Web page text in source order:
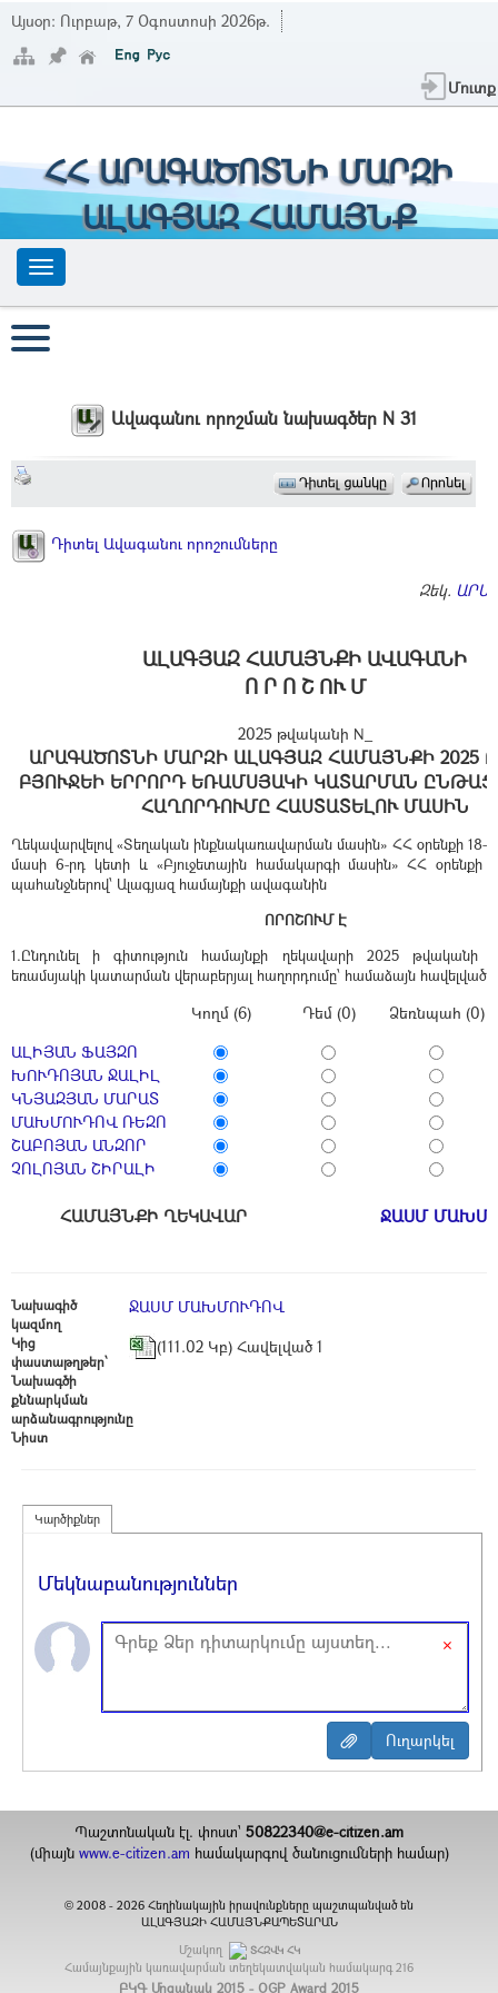
Այսօր: Ուրբաթ, 7 Օգոստոսի 2026թ.
Մուտք
ՀՀ ԱՐԱԳԱԾՈՏՆԻ ՄԱՐԶԻ
ԱԼԱԳՅԱԶ ՀԱՄԱՅՆՔ
Ավագանու որոշման նախագծեր N 31
Դիտել Ավագանու որոշումները
Զեկ.
ԱԼԱԳՅԱԶ ՀԱՄԱՅՆՔԻ ԱՎԱԳԱՆԻ
Ո Ր Ո Շ ՈՒ Մ
2025 թվականի N_
ԱՐԱԳԱԾՈՏՆԻ ՄԱՐԶԻ ԱԼԱԳՅԱԶ ՀԱՄԱՅՆՔԻ 2025
ԲՅՈՒՋԵԻ ԵՐՐՈՐԴ ԵՌԱՄՍՅԱԿԻ ԿԱՏԱՐՄԱՆ
ՀԱՂՈՐԴՈՒՄԸ ՀԱՍՏԱՏԵԼՈՒ ՄԱՍԻՆ
Ղեկավարվելով «Տեղական ինքնակառավարման մասին» ՀՀ օրենքի 18-
մասի 6-րդ կետի և «Բյուջետային համակարգի մասին» ՀՀ օրենքի
պահանջներով՝ Ալագյազ համայնքի ավագանին
ՈՐՈՇՈՒՄ Է
1.Ընդունել ի գիտություն համայնքի ղեկավարի 2025 թվականի
եռամսյակի կատարման վերաբերյալ հաղորդումը՝ համաձայն հավելված
Կողմ (6) Դեմ (0) Ձեռնպահ (0)
ԱԼԻՅԱՆ ՖԱՅԶՈ
ԽՈՒԴՈՅԱՆ ՋԱԼԻԼ
ԿՆՅԱԶՅԱՆ ՄԱՐԱՏ
ՄԱԽՄՈՒԴՈՎ ՌԵԶՈ
ՇԱԲՈՅԱՆ ԱՆԶՈՐ
ՉՈԼՈՅԱՆ ՇԻՐԱԼԻ
ՀԱՄԱՅՆՔԻ ՂԵԿԱՎԱՐ ՋԱՍՄ
Նախագիծ
կազմող
ՋԱՍՄ ՄԱԽՄՈՒԴՈՎ
Կից
փաստաթղթեր՝
(111.02 Կբ) Հավելված 1
Նախագծի
քննարկման
արձանագրությունը
Նիստ
Կարծիքներ
Մեկնաբանություններ
×
Պաշտոնական էլ. փոստ`50822340@e-citizen.am
(միայն www.e-citizen.am համակարգով ծանուցումների համար)
© 2008 -2026 Հեղինակային իրավունքները պաշտպանված են
ԱԼԱԳՅԱԶԻ ՀԱՄԱՅՆՔԱՊԵՏԱՐԱՆ
Մշակող
ՏՀԶՎԿ ՀԿ
Համայնքային կառավարման տեղեկատվական համակարգ 216
ԲԿԳ Մրցանակ 2015 - OGP Award 2015